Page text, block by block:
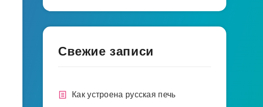
Свежие записи
Как устроена русская печь